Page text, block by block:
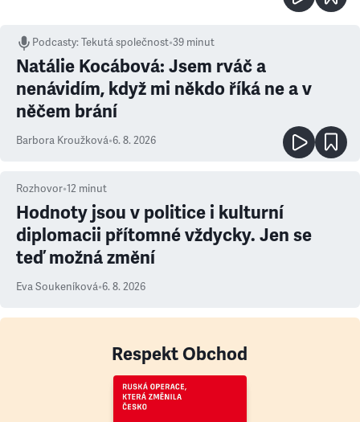
Podcasty:Tekutá společnost•39 minut
Natálie Kocábová: Jsem rváč a
nenávidím, když mi někdo říká ne a v
něčem brání
Barbora Kroužková•6. 8. 2026
Rozhovor•12 minut
Hodnoty jsou v politice i kulturní
diplomacii přítomné vždycky. Jen se
teď možná změní
Eva Soukeníková•6. 8. 2026
Respekt Obchod